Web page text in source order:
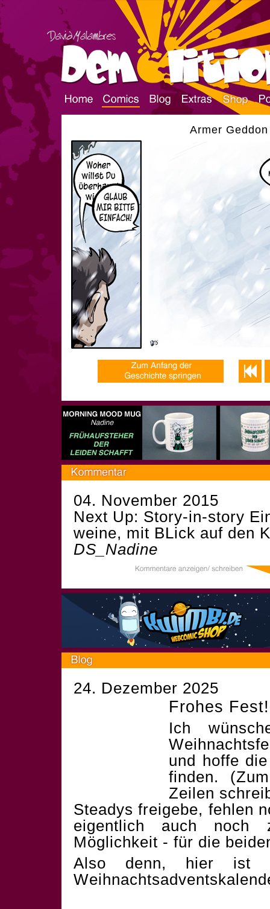
Armer
04. November 2015
Next Up: Story-in-story
weine, mit BLick auf den
DS_Nadine
24. Dezember 2025
Frohes Fest!
Ich
und hoffe
finden.
Zeilen
Steadys freigebe, fehlen
eigentlich auch noch
Möglichkeit - für die
Also denn, hier ist